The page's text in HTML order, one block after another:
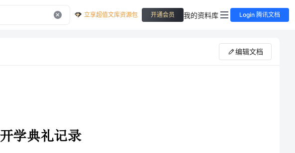
立享超值文库资源包 开通会员 我的资料库 Login 腾讯文档
编辑文档
1、明确新学期的奋斗目标，营造浓厚的开学气氛，为新学期创